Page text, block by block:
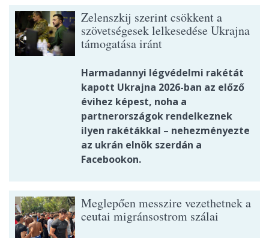
Zelenszkij szerint csökkent a
szövetségesek lelkesedése Ukrajna
támogatása iránt
Harmadannyi légvédelmi rakétát
kapott Ukrajna 2026-ban az előző
évihez képest, noha a
partnerországok rendelkeznek
ilyen rakétákkal – nehezményezte
az ukrán elnök szerdán a
Facebookon.
Meglepően messzire vezethetnek a
ceutai migránsostrom szálai